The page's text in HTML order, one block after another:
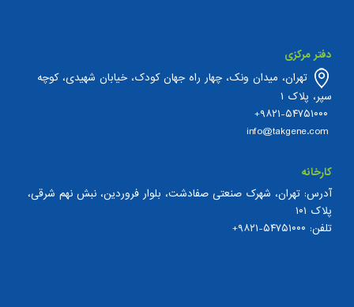
دفتر مرکزی
تهران، میدان ونک، چهار راه جهان کودک، خیابان شهیدی، کوچه
سپر، پلاک ۱
۹۸۲۱-۵۴۷۵۱۰۰۰+
info@takgene.com
کارخانه
آدرس: تهران، شهرک صنعتی صفادشت، بلوار فروردین، نبش نهم شرقی،
پلاک ۱۰۱
تلفن: ۵۴۷۵۱۰۰۰-۹۸۲۱+